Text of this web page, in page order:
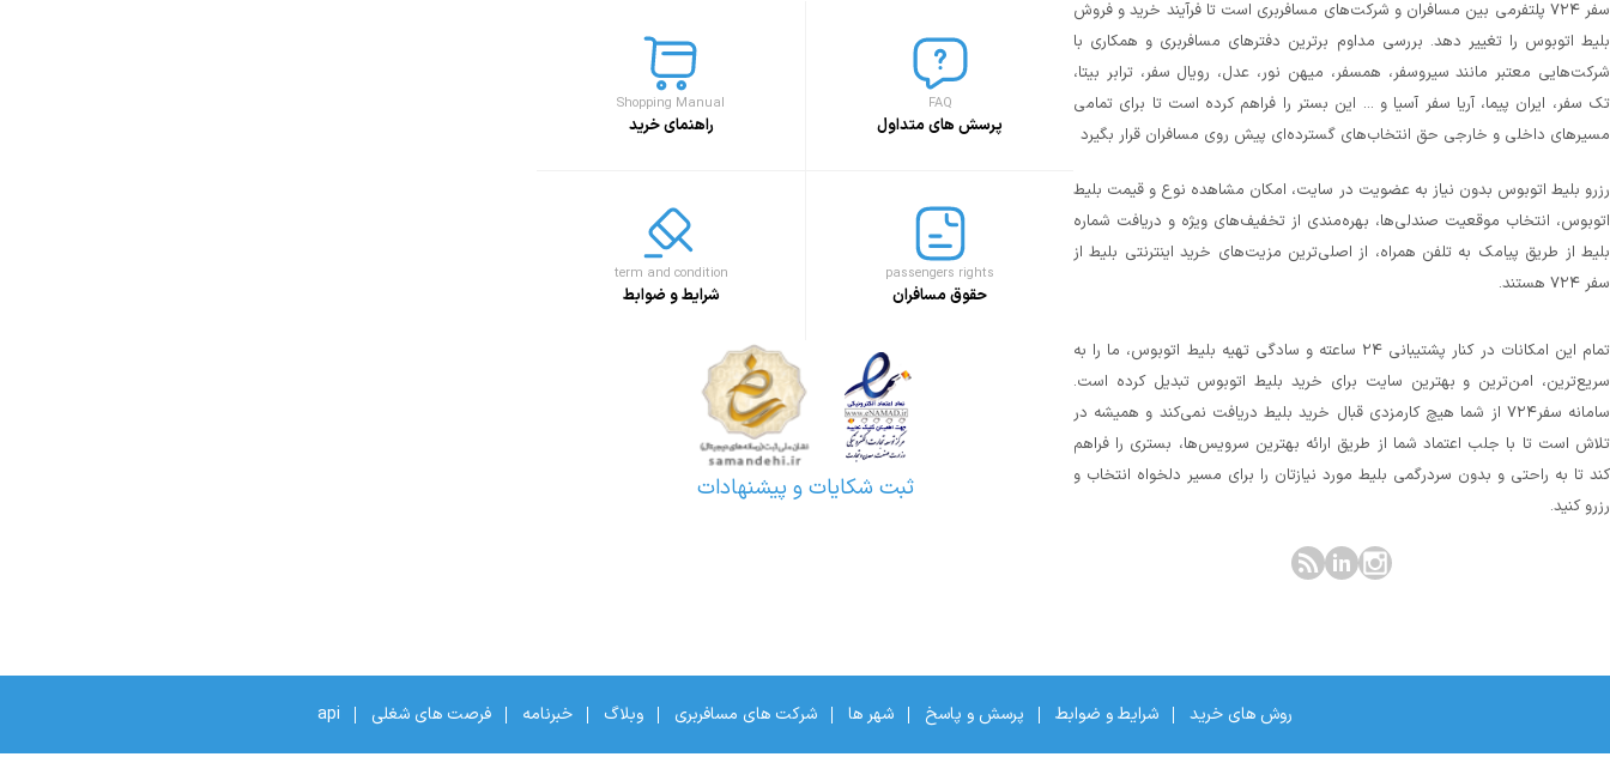
سفر ۷۲۴ پلتفرمی بین مسافران و شرکت‌های مسافربری است تا فرآیند خرید و فروش
بلیط اتوبوس را تغییر دهد. بررسی مداوم برترین دفترهای مسافربری و همکاری با
شرکت‌هایی معتبر مانند سیروسفر، همسفر، میهن‌ نور، عدل، رویال سفر، ترابر بیتا،
تک سفر، ایران پیما، آریا سفر آسیا و ... این بستر را فراهم کرده است تا برای تمامی
مسیرهای داخلی و خارجی حق انتخاب‌های گسترده‌ای پیش روی مسافران قرار بگیرد
رزرو بلیط اتوبوس بدون نیاز به عضویت در سایت، امکان مشاهده نوع و قیمت بلیط
اتوبوس، انتخاب موقعیت صندلی‌ها، بهره‌مندی از تخفیف‌های ویژه و دریافت شماره‌
بلیط از طریق پیامک به تلفن همراه، از اصلی‌ترین مزیت‌های خرید اینترنتی بلیط از
سفر ۷۲۴ هستند.
تمام این امکانات در کنار پشتیبانی‌ ۲۴ ساعته و سادگی تهیه بلیط اتوبوس، ما را به
سریع‌ترین، امن‌ترین و بهترین سایت برای خرید بلیط اتوبوس تبدیل کرده است.
سامانه سفر۷۲۴ از شما هیچ کارمزدی قبال خرید بلیط دریافت نمی‌کند و همیشه در
تلاش است تا با جلب اعتماد شما از طریق ارائه بهترین سرویس‌ها، بستری را فراهم
کند تا به راحتی و بدون سردرگمی بلیط مورد نیازتان را برای مسیر دلخواه انتخاب و
رزرو کنید.
FAQ
پرسش های متداول
Shopping Manual
راهنمای خرید
passengers rights
حقوق مسافران
term and condition
شرایط و ضوابط
ثبت شکایات و پیشنهادات
روش های خرید شرایط و ضوابط پرسش و پاسخ شهر ها شرکت های مسافربری وبلاگ خبرنامه فرصت های شغلی api